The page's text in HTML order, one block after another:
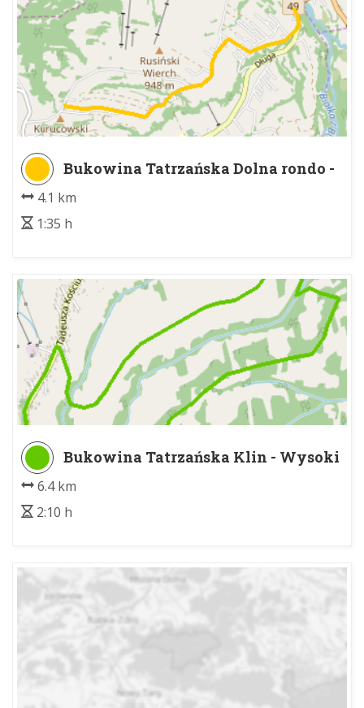
Bukowina Tatrzańska Dolna rondo -
4.1 km
1:35 h
Bukowina Tatrzańska Klin - Wysoki
6.4 km
2:10 h